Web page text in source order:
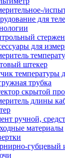
для
для
штекер
температуры
трубка
скрытой
длины
ручной,
материалы
губцевый